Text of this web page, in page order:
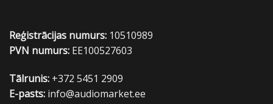
Reģistrācijas numurs: 10510989
PVN numurs: EE100527603
Tālrunis: +372 5451 2909
E-pasts: info@audiomarket.ee